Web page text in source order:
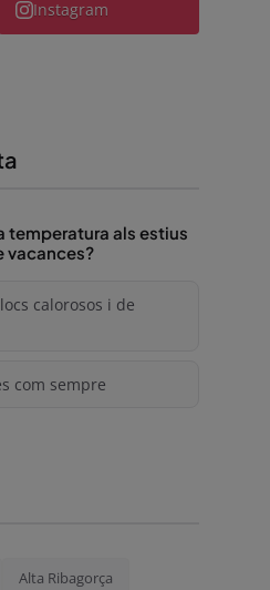
Instagram
temperatura als estius
vacances?
calorosos i de
com sempre
Alta Ribagorça